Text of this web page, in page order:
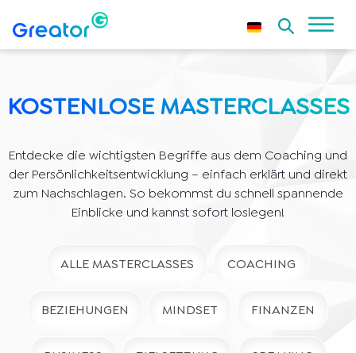
KOSTENLOSE MASTERCLASSES
Entdecke die wichtigsten Begriffe aus dem Coaching und
der Persönlichkeitsentwicklung – einfach erklärt und direkt
zum Nachschlagen. So bekommst du schnell spannende
Einblicke und kannst sofort loslegen!
ALLE MASTERCLASSES COACHING
BEZIEHUNGEN MINDSET FINANZEN